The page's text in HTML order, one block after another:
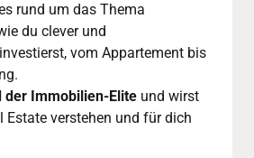
rund um das Thema
du clever und
vom Appartement bis
der Immobilien-Elite und wirst
Estate verstehen und für dich